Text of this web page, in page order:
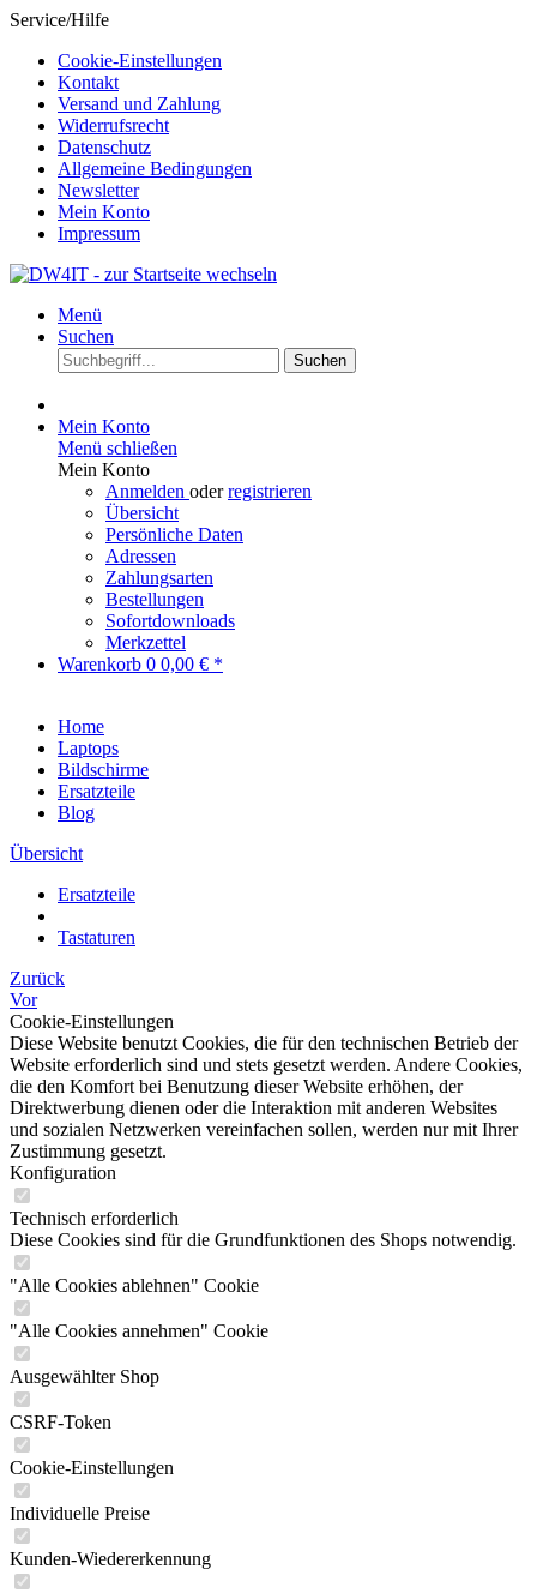
Service/Hilfe
Cookie-Einstellungen
Kontakt
Versand und Zahlung
Widerrufsrecht
Datenschutz
Allgemeine Bedingungen
Newsletter
Mein Konto
Impressum
Menü
Suchen
Suchen
Mein Konto
Menü schließen
Mein Konto
Anmelden oderregistrieren
Übersicht
Persönliche Daten
Adressen
Zahlungsarten
Bestellungen
Sofortdownloads
Merkzettel
Warenkorb 0 0,00 € *
Home
Laptops
Bildschirme
Ersatzteile
Blog
Übersicht
Ersatzteile
Tastaturen
Zurück
Vor
Cookie-Einstellungen
Diese Website benutzt Cookies, die für den technischen Betrieb der
Website erforderlich sind und stets gesetzt werden. Andere Cookies,
die den Komfort bei Benutzung dieser Website erhöhen, der
Direktwerbung dienen oder die Interaktion mit anderen Websites
und sozialen Netzwerken vereinfachen sollen, werden nur mit Ihrer
Zustimmung gesetzt.
Konfiguration
Technisch erforderlich
Diese Cookies sind für die Grundfunktionen des Shops notwendig.
"Alle Cookies ablehnen" Cookie
"Alle Cookies annehmen" Cookie
Ausgewählter Shop
CSRF-Token
Cookie-Einstellungen
Individuelle Preise
Kunden-Wiedererkennung